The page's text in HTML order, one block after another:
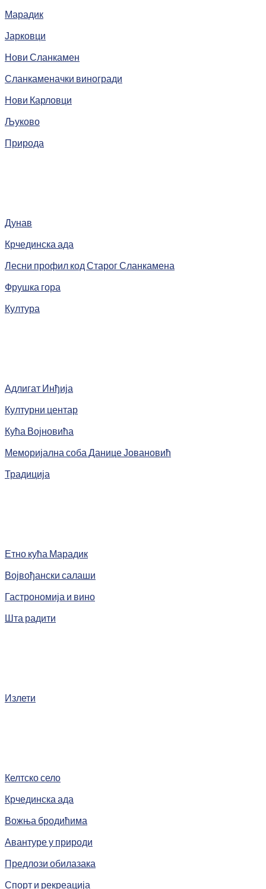
Марадик
Јарковци
Нови Сланкамен
Сланкаменачки виногради
Нови Карловци
Љуково
Природа
Дунав
Крчединска ада
Лесни профил код Старог Сланкамена
Фрушка гора
Култура
Адлигат Инђија
Културни центар
Кућа Војновића
Меморијална соба Данице Јовановић
Традиција
Етно кућа Марадик
Војвођански салаши
Гастрономија и вино
Шта радити
Излети
Келтско село
Крчединска ада
Вожња бродићима
Авантуре у природи
Предлози обилазака
Спорт и рекреација